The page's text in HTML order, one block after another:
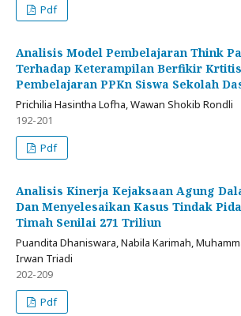
Pdf
Analisis Model Pembelajaran Think
Terhadap Keterampilan Berfikir
Pembelajaran PPKn Siswa Sekolah
Prichilia Hasintha Lofha, Wawan Shokib Rondli
192-201
Pdf
Analisis Kinerja Kejaksaan Agung
Dan Menyelesaikan Kasus Tindak
Timah Senilai 271 Triliun
Puandita Dhaniswara, Nabila Karimah,
Irwan Triadi
202-209
Pdf